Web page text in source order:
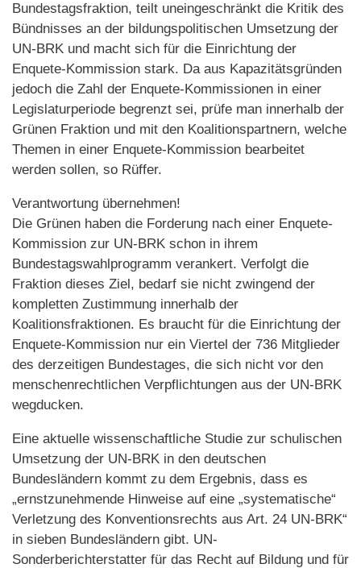
Bundestagsfraktion, teilt uneingeschränkt die Kritik des
Bündnisses an der bildungspolitischen Umsetzung der
UN-BRK und macht sich für die Einrichtung der
Enquete-Kommission stark. Da aus Kapazitätsgründen
jedoch die Zahl der Enquete-Kommissionen in einer
Legislaturperiode begrenzt sei, prüfe man innerhalb der
Grünen Fraktion und mit den Koalitionspartnern, welche
Themen in einer Enquete-Kommission bearbeitet
werden sollen, so Rüffer.
Verantwortung übernehmen!
Die Grünen haben die Forderung nach einer Enquete-
Kommission zur UN-BRK schon in ihrem
Bundestagswahlprogramm verankert. Verfolgt die
Fraktion dieses Ziel, bedarf sie nicht zwingend der
kompletten Zustimmung innerhalb der
Koalitionsfraktionen. Es braucht für die Einrichtung der
Enquete-Kommission nur ein Viertel der 736 Mitglieder
des derzeitigen Bundestages, die sich nicht vor den
menschenrechtlichen Verpflichtungen aus der UN-BRK
wegducken.
Eine aktuelle wissenschaftliche Studie zur schulischen
Umsetzung der UN-BRK in den deutschen
Bundesländern kommt zu dem Ergebnis, dass es
„ernstzunehmende Hinweise auf eine „systematische“
Verletzung des Konventionsrechts aus Art. 24 UN-BRK“
in sieben Bundesländern gibt. UN-
Sonderberichterstatter für das Recht auf Bildung und für